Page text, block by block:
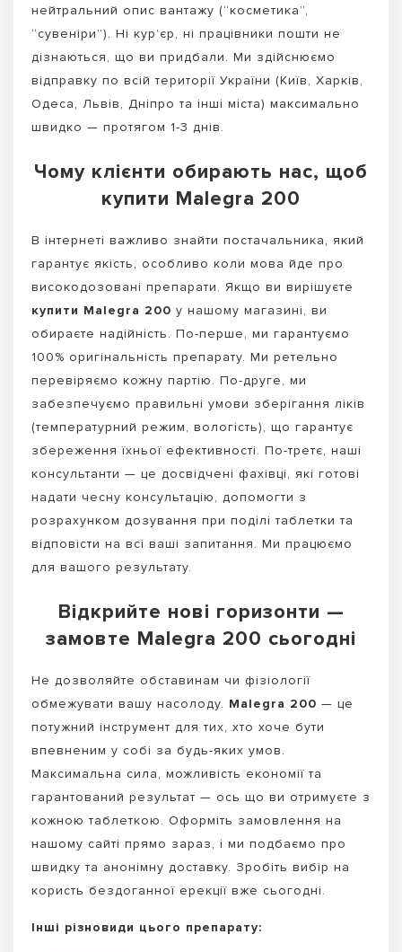
нейтральний опис вантажу (“косметика”,
“сувеніри”). Ні кур’єр, ні працівники пошти не
дізнаються, що ви придбали. Ми здійснюємо
відправку по всій території України (Київ, Харків,
Одеса, Львів, Дніпро та інші міста) максимально
швидко — протягом 1-3 днів.
Чому клієнти обирають нас, щоб
купити Malegra 200
В інтернеті важливо знайти постачальника, який
гарантує якість, особливо коли мова йде про
високодозовані препарати. Якщо ви вирішуєте
купити Malegra 200 у нашому магазині, ви
обираєте надійність. По-перше, ми гарантуємо
100% оригінальність препарату. Ми ретельно
перевіряємо кожну партію. По-друге, ми
забезпечуємо правильні умови зберігання ліків
(температурний режим, вологість), що гарантує
збереження їхньої ефективності. По-третє, наші
консультанти — це досвідчені фахівці, які готові
надати чесну консультацію, допомогти з
розрахунком дозування при поділі таблетки та
відповісти на всі ваші запитання. Ми працюємо
для вашого результату.
Відкрийте нові горизонти —
замовте Malegra 200 сьогодні
Не дозволяйте обставинам чи фізіології
обмежувати вашу насолоду. Malegra 200 — це
потужний інструмент для тих, хто хоче бути
впевненим у собі за будь-яких умов.
Максимальна сила, можливість економії та
гарантований результат — ось що ви отримуєте з
кожною таблеткою. Оформіть замовлення на
нашому сайті прямо зараз, і ми подбаємо про
швидку та анонімну доставку. Зробіть вибір на
користь бездоганної ерекції вже сьогодні.
Інші різновиди цього препарату: